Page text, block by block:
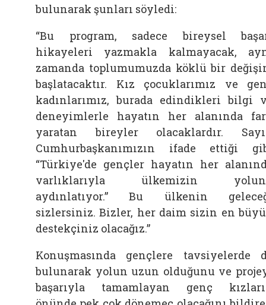
bulunarak şunları söyledi:
“Bu program, sadece bireysel
hikayeleri yazmakla kalmayacak,
zamanda toplumumuzda köklü bir
başlatacaktır. Kız çocuklarımız ve
kadınlarımız, burada edindikleri bilgi
deneyimlerle hayatın her alanında
yaratan bireyler olacaklardır.
Cumhurbaşkanımızın ifade ettiği
“Türkiye'de gençler hayatın her
varlıklarıyla ülkemizin
aydınlatıyor.” Bu ülkenin
sizlersiniz. Bizler, her daim sizin en
destekçiniz olacağız.”
Konuşmasında gençlere tavsiyelerde
bulunarak yolun uzun olduğunu ve
başarıyla tamamlayan genç